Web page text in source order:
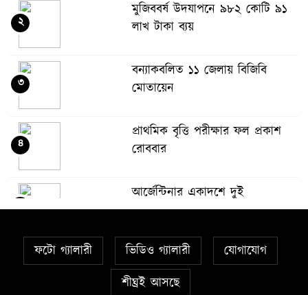
মুজিববর্ষ উদযাপনে ৯৮২ কোটি ৯১
লাখ টাকা ব্যয়
২
বন্যাকবলিত ১১ জেলায় বিজিবি
মোতায়েন
৩
প্রাথমিক বৃত্তি পরীক্ষার ফল প্রকাশ
রোববার
৪
আর্জেন্টিনার একাদশে দুই
পরিবর্তনের ইঙ্গিত
দুটি ডিম একসঙ্গে খাওয়া কি উচিৎ
৬
ফটো গ্যালারী ভিডিও গ্যালারী
যোগাযোগ
শীঘ্রই আসছে